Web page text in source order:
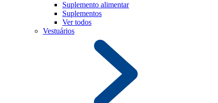
Suplemento alimentar
Suplementos
Ver todos
Vestuários